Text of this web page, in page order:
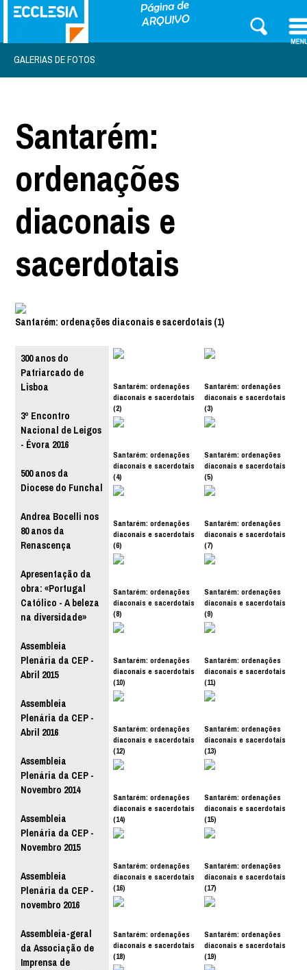
GALERIAS DE FOTOS
Santarém:
ordenações
diaconais e
sacerdotais
Santarém: ordenações diaconais e sacerdotais (1)
300 anos do
Patriarcado de
Lisboa
3º Encontro
Nacional de Leigos
- Évora 2016
500 anos da
Diocese do Funchal
Andrea Bocelli nos
80 anos da
Renascença
Apresentação da
obra: «Portugal
Católico - A beleza
na diversidade»
Assembleia
Plenária da CEP -
Abril 2015
Assembleia
Plenária da CEP -
Abril 2016
Assembleia
Plenária da CEP -
Novembro 2014
Assembleia
Plenária da CEP -
Novembro 2015
Assembleia
Plenária da CEP -
novembro 2016
Assembleia-geral
da Associação de
Imprensa de
Santarém: ordenações
diaconais e sacerdotais
(2)
Santarém: ordenações
diaconais e sacerdotais
(3)
Santarém: ordenações
diaconais e sacerdotais
(4)
Santarém: ordenações
diaconais e sacerdotais
(5)
Santarém: ordenações
diaconais e sacerdotais
(6)
Santarém: ordenações
diaconais e sacerdotais
(7)
Santarém: ordenações
diaconais e sacerdotais
(8)
Santarém: ordenações
diaconais e sacerdotais
(9)
Santarém: ordenações
diaconais e sacerdotais
(10)
Santarém: ordenações
diaconais e sacerdotais
(11)
Santarém: ordenações
diaconais e sacerdotais
(12)
Santarém: ordenações
diaconais e sacerdotais
(13)
Santarém: ordenações
diaconais e sacerdotais
(14)
Santarém: ordenações
diaconais e sacerdotais
(15)
Santarém: ordenações
diaconais e sacerdotais
(16)
Santarém: ordenações
diaconais e sacerdotais
(17)
Santarém: ordenações
diaconais e sacerdotais
(18)
Santarém: ordenações
diaconais e sacerdotais
(19)